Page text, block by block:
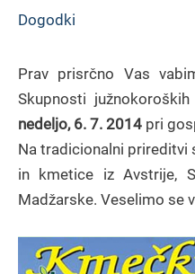
Dogodki
Prav prisrčno Vas
Skupnosti
nedeljo, 6. 7. 2014 pri
Na tradicionalni
in kmetice iz Avstrije,
Madžarske. Veselimo se